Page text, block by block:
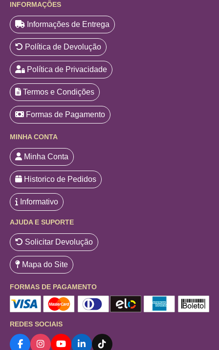
INFORMAÇÕES
Informações de Entrega
Política de Devolução
Política de Privacidade
Termos e Condições
Formas de Pagamento
MINHA CONTA
Minha Conta
Historico de Pedidos
Informativo
AJUDA E SUPORTE
Solicitar Devolução
Mapa do Site
FORMAS DE PAGAMENTO
REDES SOCIAIS